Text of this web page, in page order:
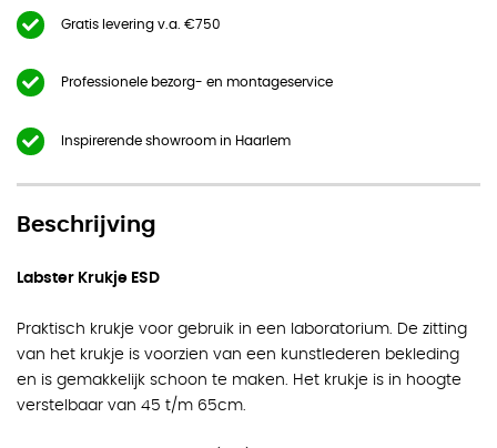
Gratis levering v.a. €750
Professionele bezorg- en montageservice
Inspirerende showroom in Haarlem
Beschrijving
Labster Krukje ESD
Praktisch krukje voor gebruik in een laboratorium. De zitting
van het krukje is voorzien van een kunstlederen bekleding
en is gemakkelijk schoon te maken. Het krukje is in hoogte
verstelbaar van 45 t/m 65cm.